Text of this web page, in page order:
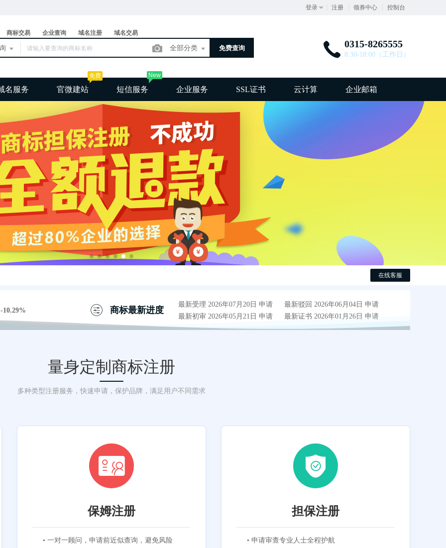
登录 注册 领券中心 控制台
商标交易 企业查询 域名注册 域名交易
全部分类 免费查询 0315-8265555
8:30-18:00（工作日）
名服务 官微建站
免费
短信服务
New
企业服务 SSL证书 云计算 企业邮箱
在线客服
-10.29% 商标最新进度
最新受理 2026年07月20日 申请
最新驳回 2026年06月04日 申请
最新初审 2026年05月21日 申请
最新证书 2026年01月26日 申请
量身定制商标注册
多种类型注册服务，快速申请，保护品牌，满足用户不同需求
保姆注册
• 一对一顾问，申请前近似查询，避免风险
担保注册
• 申请审查专业人士全程护航